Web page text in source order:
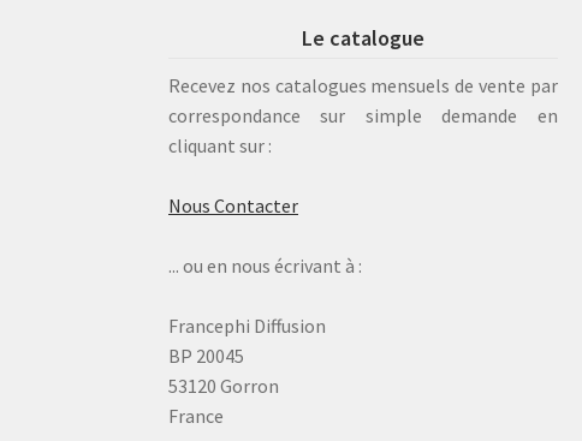
Le catalogue
Recevez nos catalogues mensuels de vente par
correspondance sur simple demande en
cliquant sur :
Nous Contacter
... ou en nous écrivant à :
Francephi Diffusion
BP 20045
53120 Gorron
France